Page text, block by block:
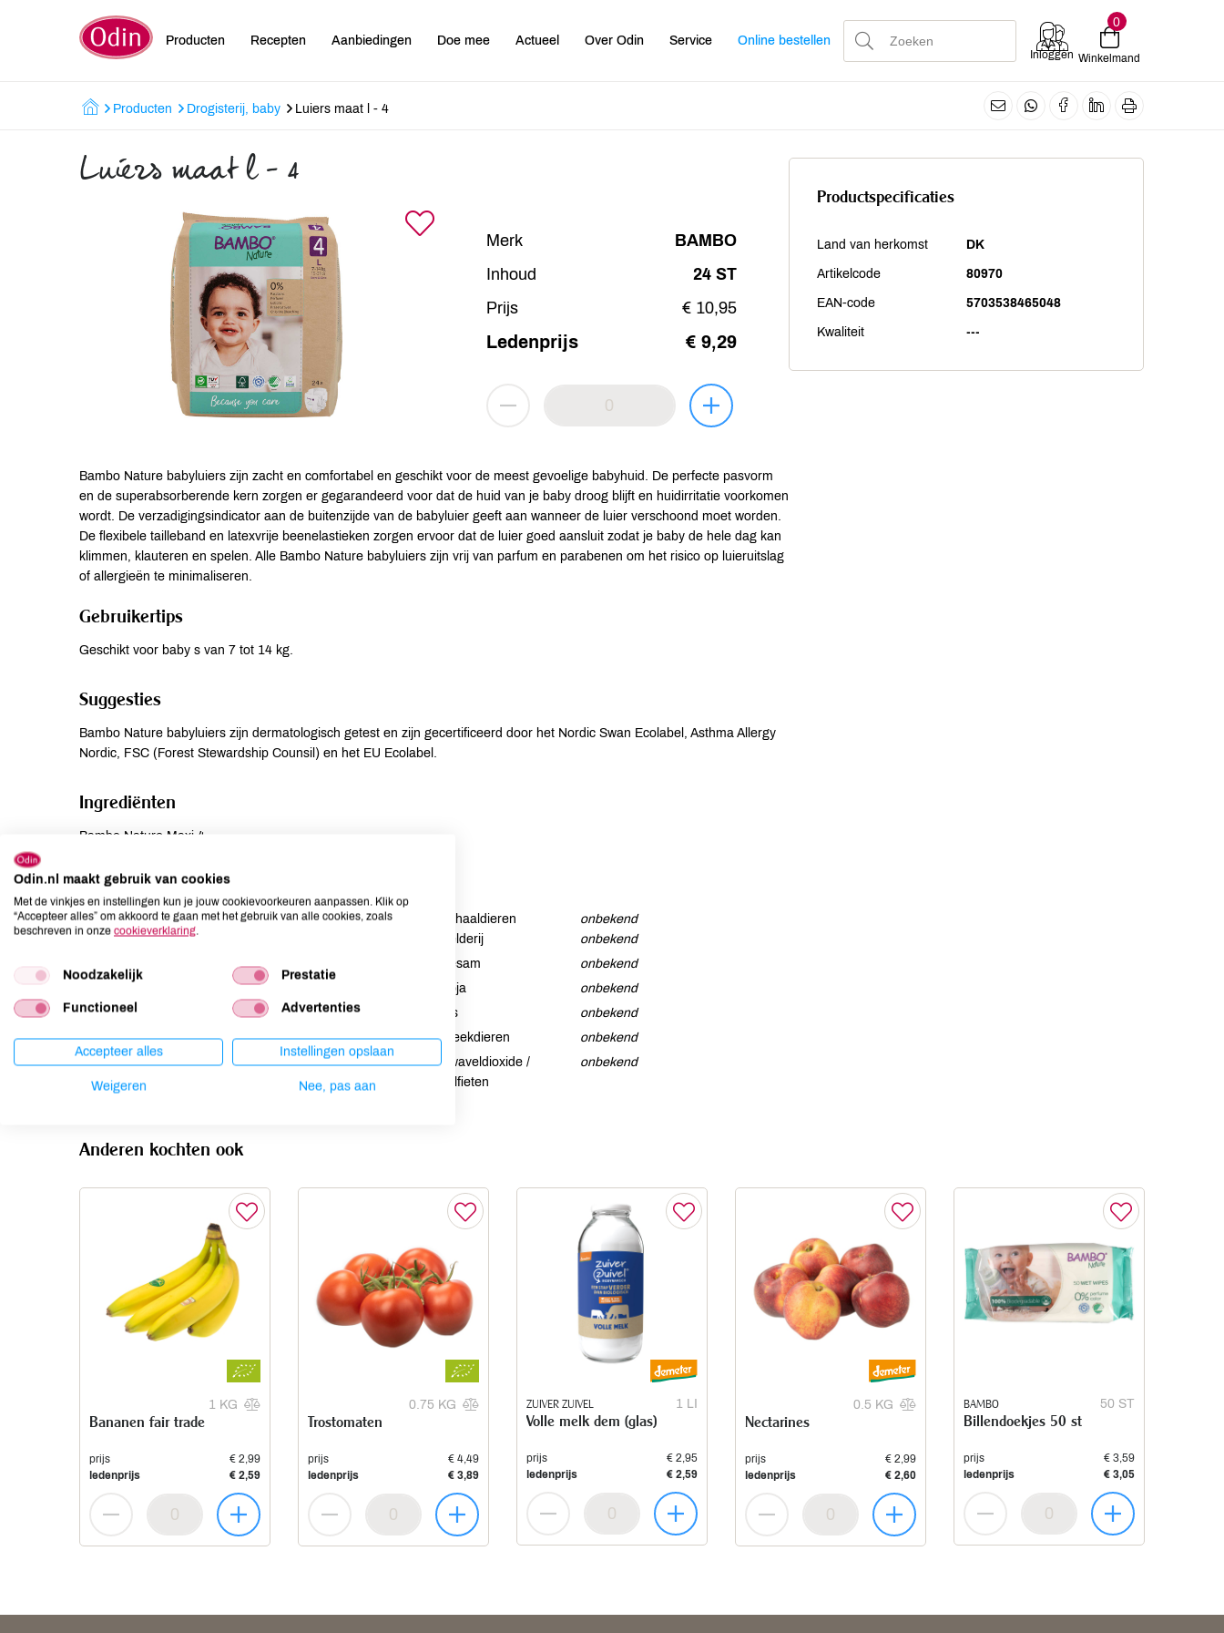
Producten Recepten Aanbiedingen Doe mee Actueel Over Odin Service Online bestellen
Inloggen
0
Winkelmand
Producten Drogisterij, baby Luiers maat l - 4
Luiers maat l - 4
Merk
BAMBO
Inhoud
24 ST
Prijs
€ 10,95
Ledenprijs € 9,29
Bambo Nature babyluiers zijn zacht en comfortabel en geschikt voor de meest gevoelige babyhuid. De perfecte pasvorm
en de superabsorberende kern zorgen er gegarandeerd voor dat de huid van je baby droog blijft en huidirritatie voorkomen
wordt. De verzadigingsindicator aan de buitenzijde van de babyluier geeft aan wanneer de luier verschoond moet worden.
De flexibele tailleband en latexvrije beenelastieken zorgen ervoor dat de luier goed aansluit zodat je baby de hele dag kan
klimmen, klauteren en spelen. Alle Bambo Nature babyluiers zijn vrij van parfum en parabenen om het risico op luieruitslag
of allergieën te minimaliseren.
Gebruikertips
Geschikt voor baby s van 7 tot 14 kg.
Suggesties
Bambo Nature babyluiers zijn dermatologisch getest en zijn gecertificeerd door het Nordic Swan Ecolabel, Asthma Allergy
Nordic, FSC (Forest Stewardship Counsil) en het EU Ecolabel.
Ingrediënten
Bambo Nature Maxi 4
Allergenen
Aardnoten
onbekend
Gluten
onbekend
onbekend
Mosterd
onbekend
Noten
onbekend
Schaaldieren
onbekend
Selderij
onbekend
Sesam
onbekend
Soja
onbekend
Vis
onbekend
Weekdieren
onbekend
Zwaveldioxide /
sulfieten
onbekend
Productspecificaties
Land van herkomst DK
Artikelcode 80970
EAN-code 5703538465048
Kwaliteit ---
Anderen kochten ook
1 KG
Bananen fair trade
prijs
€ 2,99
ledenprijs
€ 2,59
0.75 KG
Trostomaten
prijs
€ 4,49
ledenprijs
€ 3,89
ZUIVER ZUIVEL 1 LI
Volle melk dem (glas)
prijs
€ 2,95
ledenprijs
€ 2,59
0.5 KG
Nectarines
prijs
€ 2,99
ledenprijs
€ 2,60
BAMBO 50 ST
Billendoekjes 50 st
prijs
€ 3,59
ledenprijs
€ 3,05
Odin.nl maakt gebruik van cookies
Met de vinkjes en instellingen kun je jouw cookievoorkeuren aanpassen. Klik op
“Accepteer alles” om akkoord te gaan met het gebruik van alle cookies, zoals
beschreven in onze cookieverklaring.
Noodzakelijk Prestatie
Functioneel Advertenties
Accepteer alles Instellingen opslaan
Weigeren Nee, pas aan